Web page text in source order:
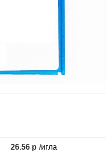
26.56 /игла